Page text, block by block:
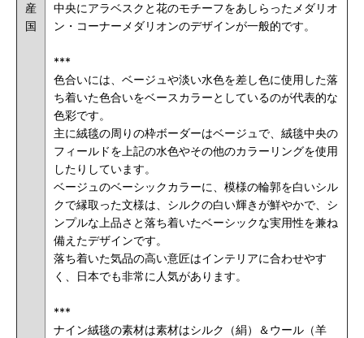
産
国
中央にアラベスクと花のモチーフをあしらったメダリオ
ン・コーナーメダリオンのデザインが一般的です。
***
色合いには、ベージュや淡い水色を差し色に使用した落
ち着いた色合いをベースカラーとしているのが代表的な
色彩です。
主に絨毯の周りの枠ボーダーはベージュで、絨毯中央の
フィールドを上記の水色やその他のカラーリングを使用
したりしています。
ベージュのベーシックカラーに、模様の輪郭を白いシル
クで縁取った文様は、シルクの白い輝きが鮮やかで、シ
ンプルな上品さと落ち着いたベーシックな実用性を兼ね
備えたデザインです。
落ち着いた気品の高い意匠はインテリアに合わせやす
く、日本でも非常に人気があります。
***
ナイン絨毯の素材は素材はシルク（絹）＆ウール（羊